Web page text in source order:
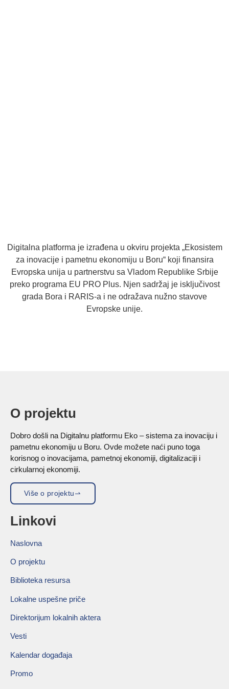
Digitalna platforma je izrađena u okviru projekta „Ekosistem
za inovacije i pametnu ekonomiju u Boru“ koji finansira
Evropska unija u partnerstvu sa Vladom Republike Srbije
preko programa EU PRO Plus. Njen sadržaj je isključivost
grada Bora i RARIS-a i ne odražava nužno stavove
Evropske unije.
O projektu
Dobro došli na Digitalnu platformu Eko – sistema za inovaciju i
pametnu ekonomiju u Boru. Ovde možete naći puno toga
korisnog o inovacijama, pametnoj ekonomiji, digitalizaciji i
cirkularnoj ekonomiji.
Više o projektu
Linkovi
Naslovna
O projektu
Biblioteka resursa
Lokalne uspešne priče
Direktorijum lokalnih aktera
Vesti
Kalendar događaja
Promo